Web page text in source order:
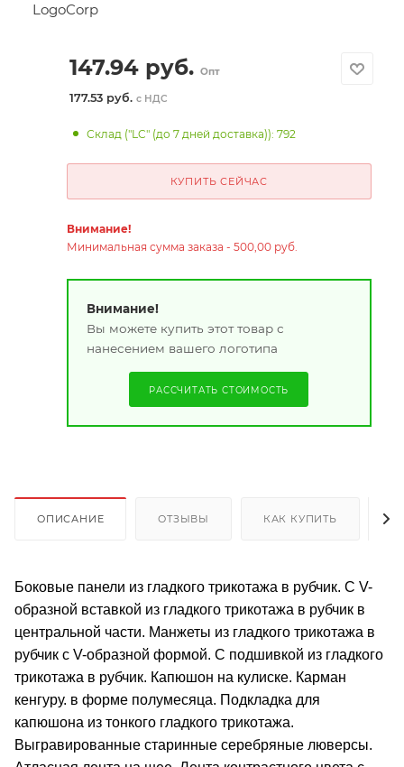
LogoCorp
147.94руб. Опт
177.53 руб. с НДС
Склад ("LC" (до 7 дней доставка)): 792
КУПИТЬ СЕЙЧАС
Внимание!
Минимальная сумма заказа - 500,00 руб.
Внимание!
Вы можете купить этот товар с
нанесением вашего логотипа
РАССЧИТАТЬ СТОИМОСТЬ
ОПИСАНИЕ ОТЗЫВЫ КАК КУПИТЬ
Боковые панели из гладкого трикотажа в рубчик. С V-
образной вставкой из гладкого трикотажа в рубчик в
центральной части. Манжеты из гладкого трикотажа в
рубчик с V-образной формой. С подшивкой из гладкого
трикотажа в рубчик. Капюшон на кулиске. Карман
кенгуру. в форме полумесяца. Подкладка для
капюшона из тонкого гладкого трикотажа.
Выгравированные старинные серебряные люверсы.